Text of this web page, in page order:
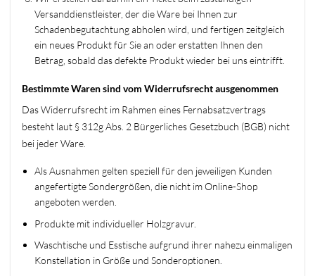
Versanddienstleister, der die Ware bei Ihnen zur
Schadenbegutachtung abholen wird, und fertigen zeitgleich
ein neues Produkt für Sie an oder erstatten Ihnen den
Betrag, sobald das defekte Produkt wieder bei uns eintrifft.
Bestimmte Waren sind vom Widerrufsrecht ausgenommen
Das Widerrufsrecht im Rahmen eines Fernabsatzvertrags
besteht laut § 312g Abs. 2 Bürgerliches Gesetzbuch (BGB) nicht
bei jeder Ware.
Als Ausnahmen gelten speziell für den jeweiligen Kunden
angefertigte Sondergrößen, die nicht im Online-Shop
angeboten werden.
Produkte mit individueller Holzgravur.
Waschtische und Esstische aufgrund ihrer nahezu einmaligen
Konstellation in Größe und Sonderoptionen.